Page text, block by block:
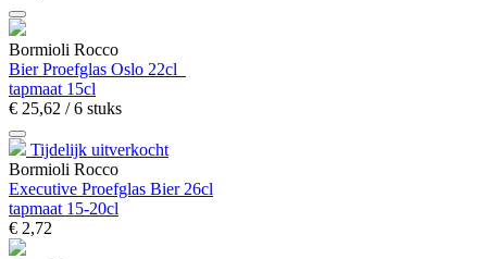
Bormioli Rocco
Bier Proefglas Oslo 22cl
tapmaat 15cl
€ 25,62 / 6 stuks
Tijdelijk uitverkocht
Bormioli Rocco
Executive Proefglas Bier 26cl
tapmaat 15-20cl
€ 2,72